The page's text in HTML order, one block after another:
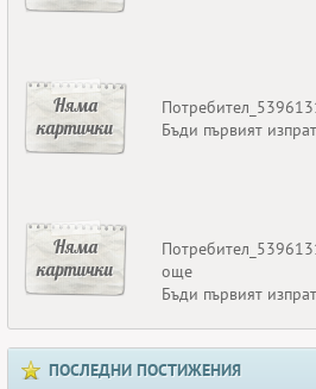
Няма
картички
Бъди първият
Няма
картички
още
Бъди първият
ПОСЛЕДНИ ПОСТИЖЕНИЯ